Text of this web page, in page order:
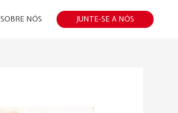
SOBRE NÓS JUNTE-SE A NÓS